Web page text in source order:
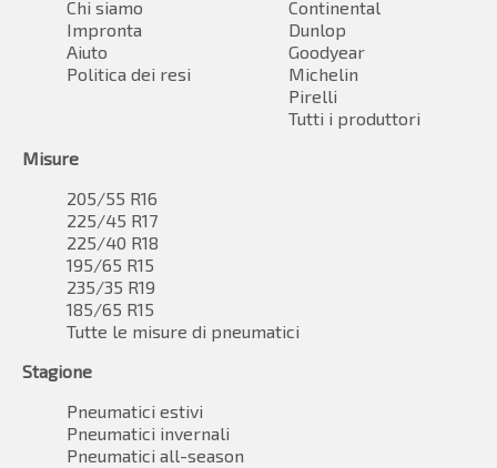
Chi siamo
Impronta
Aiuto
Politica dei resi
Continental
Dunlop
Goodyear
Michelin
Pirelli
Tutti i produttori
Misure
205/55 R16
225/45 R17
225/40 R18
195/65 R15
235/35 R19
185/65 R15
Tutte le misure di pneumatici
Stagione
Pneumatici estivi
Pneumatici invernali
Pneumatici all-season